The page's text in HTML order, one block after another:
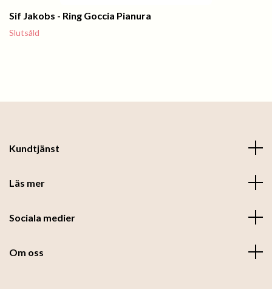
Sif Jakobs - Ring Goccia Pianura
Slutsåld
Kundtjänst
Läs mer
Sociala medier
Om oss